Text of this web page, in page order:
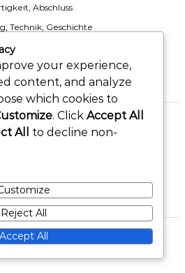
Abschluss
Technik, Geschichte
Technik, Kontrolle
your experience,
content, and analyze
which cookies to
. Click Accept All
All
to decline non-
Reject All
Accept All